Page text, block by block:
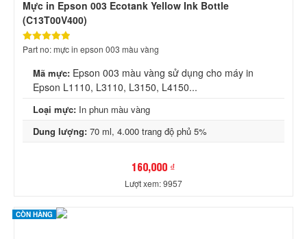
Mực in Epson 003 Ecotank Yellow Ink Bottle
(C13T00V400)
Part no: mực in epson 003 màu vàng
Mã mực: Epson 003 màu vàng sử dụng cho máy in
Epson L1110, L3110, L3150, L4150...
Loại mực: In phun màu vàng
Dung lượng: 70 ml, 4.000 trang độ phủ 5%
160,000 ₫
Lượt xem: 9957
CÒN HÀNG